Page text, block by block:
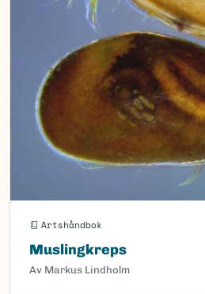
Artshåndbok
Muslingkreps
Av Markus Lindholm